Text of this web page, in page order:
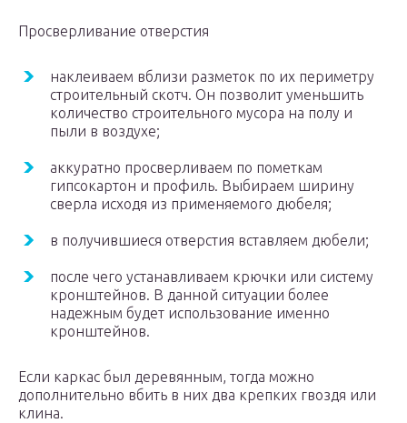
Просверливание отверстия
наклеиваем вблизи разметок по их периметру
строительный скотч. Он позволит уменьшить
количество строительного мусора на полу и
пыли в воздухе;
аккуратно просверливаем по пометкам
гипсокартон и профиль. Выбираем ширину
сверла исходя из применяемого дюбеля;
в получившиеся отверстия вставляем дюбели;
после чего устанавливаем крючки или систему
кронштейнов. В данной ситуации более
надежным будет использование именно
кронштейнов.
Если каркас был деревянным, тогда можно
дополнительно вбить в них два крепких гвоздя или
клина.